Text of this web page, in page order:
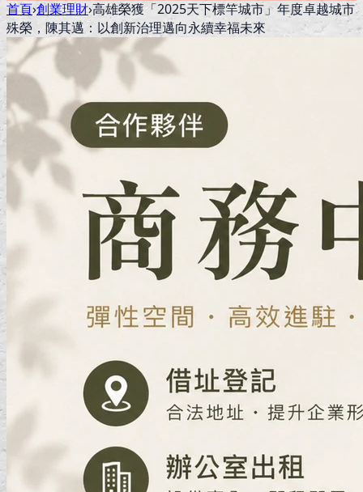
首頁›創業理財›高雄榮獲「2025天下標竿城市」年度卓越城市
殊榮，陳其邁：以創新治理邁向永續幸福未來